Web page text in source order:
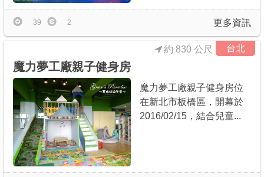
更多資訊
39 2
台北
魔力夢工廠親子健身房
約 830 公尺
魔力夢工廠親子健身房位
在新北市板橋區，開幕於
2016/02/15，結合兒童...